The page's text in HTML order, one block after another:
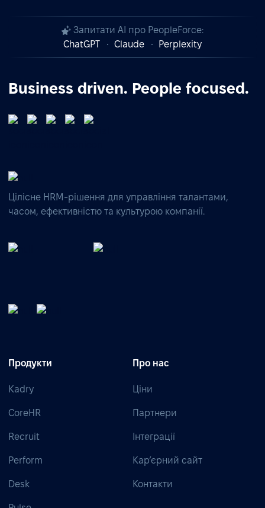
Запитати AI про PeopleForce:
ChatGPT
Claude Perplexity
Business driven. People focused.
Цілісне HRM-рішення для управління талантами,
часом, ефективністю та культурою компанії.
Продукти
Kadry
CoreHR
Recruit
Perform
Desk
Про нас
Ціни
Партнери
Інтеграції
Кар’єрний сайт
Контакти